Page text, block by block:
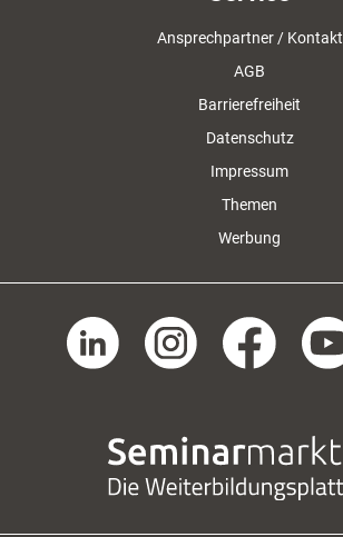
Ansprechpartner / Kontakt
AGB
Barrierefreiheit
Datenschutz
Impressum
Themen
Werbung